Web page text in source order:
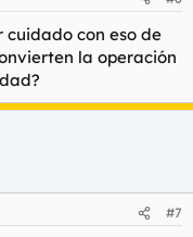
cuidado con eso de
la operación
#7